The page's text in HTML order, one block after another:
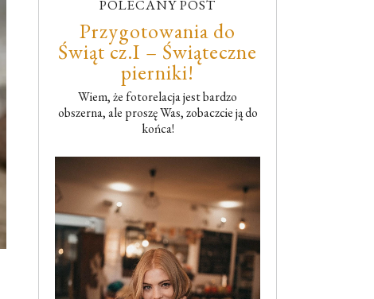
POLECANY POST
Przygotowania do
Świąt cz.I – Świąteczne
pierniki!
Wiem, że fotorelacja jest bardzo
obszerna, ale proszę Was, zobaczcie ją do
końca!